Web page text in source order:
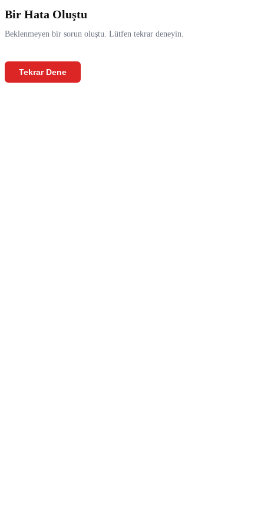
Bir Hata Oluştu
Beklenmeyen bir sorun oluştu. Lütfen tekrar deneyin.
Tekrar Dene